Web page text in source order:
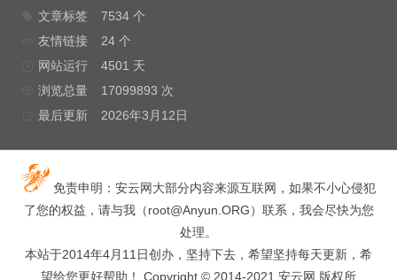
文章标签
7534 个
友情链接
24 个
网站运行
4501 天
浏览总量
17099893 次
最后更新
2026年3月12日
免责申明：安云网大部分内容来源互联网，如果不小心侵犯
了您的权益，请与我（root@Anyun.ORG）联系，我会尽快为您
处理。
本站于2014年4月11日创办，坚持下去，希望坚持每天更新，希
望给您更好帮助！ Copyright © 2014-2021 安云网 版权所